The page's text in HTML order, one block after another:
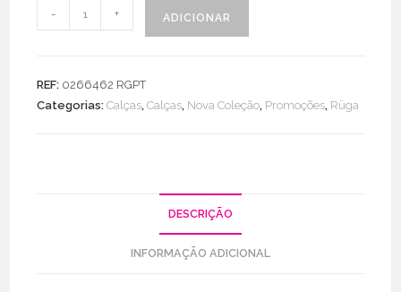
Quantidade
de
Fria
- + ADICIONAR
REF: 0266462 RGPT
Categorias:Calças,Calças, Nova Coleção, Promoções, Rüga
DESCRIÇÃO
INFORMAÇÃO ADICIONAL